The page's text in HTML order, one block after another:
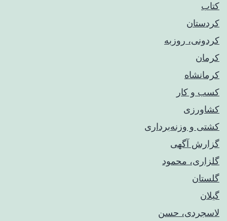
کتاب
کردستان
کردونی، روزبه
کرمان
کرمانشاه
کسب و کار
کشاورزی
کشتی و وزنه‌برداری
گزارش آگهی
گلزاری، محمود
گلستان
گیلان
لاسجردی، حسن